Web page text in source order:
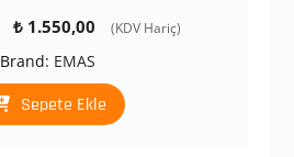
Orijinal
₺ 3.100,00.
₺1.550,00
Şu
₺ 1.550,00.
(KDV Hariç)
Brand: EMAS
Sepete Ekle